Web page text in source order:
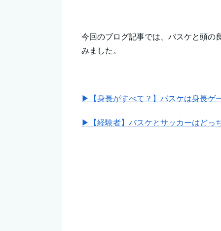
今回のブログ記事では、バスケと頭の
みました。
▶【身長がすべて？】バスケは身長ゲ
▶【経験者】バスケとサッカーはどっ